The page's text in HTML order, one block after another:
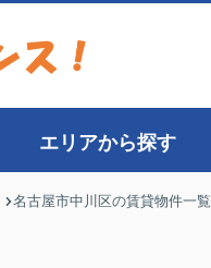
エリアから探す
名古屋市中川区の賃貸物件一覧